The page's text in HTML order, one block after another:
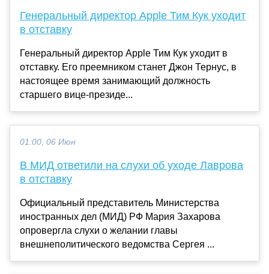
Генеральный директор Apple Тим Кук уходит
в отставку
Генеральный директор Apple Тим Кук уходит в
отставку. Его преемником станет Джон Тернус, в
настоящее время занимающий должность
старшего вице-президе...
01:00, 06 Июн
В МИД ответили на слухи об уходе Лаврова
в отставку
Официальный представитель Министерства
иностранных дел (МИД) РФ Мария Захарова
опровергла слухи о желании главы
внешнеполитического ведомства Сергея ...